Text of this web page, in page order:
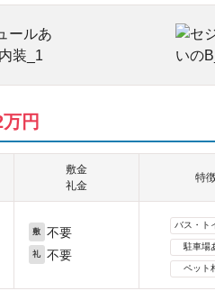
円
敷金
礼金
特
敷 不要
礼 不要
バス・ト
駐車場
ペット